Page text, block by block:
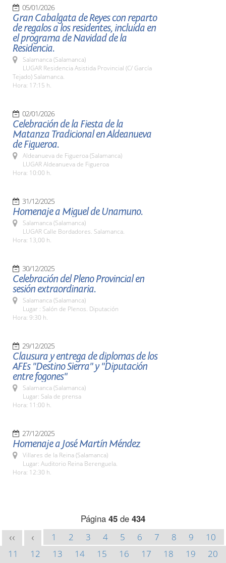
05/01/2026
Gran Cabalgata de Reyes con reparto
de regalos a los residentes, incluida en
el programa de Navidad de la
Residencia.
Salamanca (Salamanca)
LUGAR Residencia Asistida Provincial (C/ García
Tejado) Salamanca.
Hora: 17:15 h.
02/01/2026
Celebración de la Fiesta de la
Matanza Tradicional en Aldeanueva
de Figueroa.
Aldeanueva de Figueroa (Salamanca)
LUGAR Aldeanueva de Figueroa
Hora: 10:00 h.
31/12/2025
Homenaje a Miguel de Unamuno.
Salamanca (Salamanca)
LUGAR Calle Bordadores. Salamanca.
Hora: 13,00 h.
30/12/2025
Celebración del Pleno Provincial en
sesión extraordinaria.
Salamanca (Salamanca)
Lugar : Salón de Plenos. Diputación
Hora: 9:30 h.
29/12/2025
Clausura y entrega de diplomas de los
AFEs "Destino Sierra" y "Diputación
entre fogones"
Salamanca (Salamanca)
Lugar: Sala de prensa
Hora: 11:00 h.
27/12/2025
Homenaje a José Martín Méndez
Villares de la Reina (Salamanca)
Lugar: Auditorio Reina Berenguela.
Hora: 12:30 h.
Página 45 de 434
<< < 1 2 3 4 5 6 7 8 9
10
11
12 13 14 15 16 17 18 19
20